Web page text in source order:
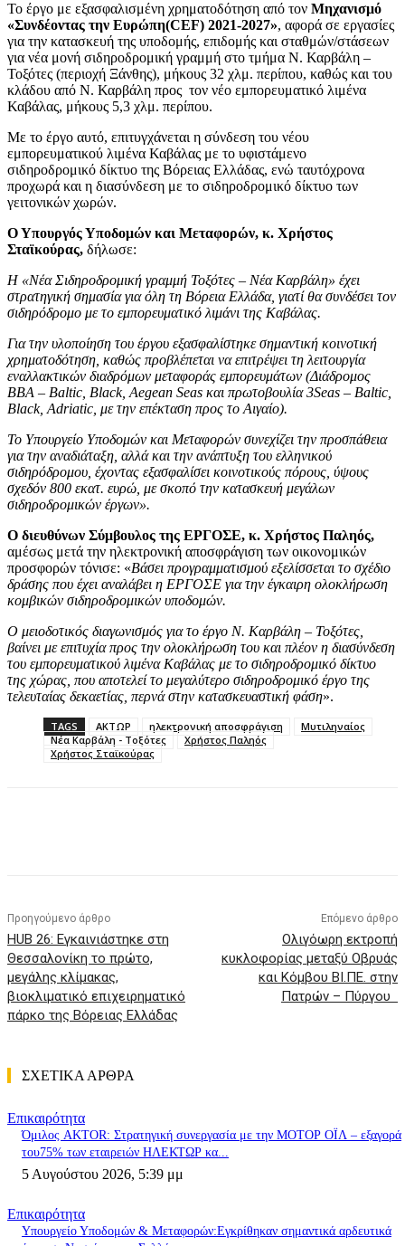
Το έργο με εξασφαλισμένη χρηματοδότηση από τον Μηχανισμό
«Συνδέοντας την Ευρώπη(CEF) 2021-2027», αφορά σε εργασίες
για την κατασκευή της υποδομής, επιδομής και σταθμών/στάσεων
για νέα μονή σιδηροδρομική γραμμή στο τμήμα Ν. Καρβάλη –
Τοξότες (περιοχή Ξάνθης), μήκους 32 χλμ. περίπου, καθώς και του
κλάδου από Ν. Καρβάλη προς τον νέο εμπορευματικό λιμένα
Καβάλας, μήκους 5,3 χλμ. περίπου.
Με το έργο αυτό, επιτυγχάνεται η σύνδεση του νέου
εμπορευματικού λιμένα Καβάλας με το υφιστάμενο
σιδηροδρομικό δίκτυο της Βόρειας Ελλάδας, ενώ ταυτόχρονα
προχωρά και η διασύνδεση με το σιδηροδρομικό δίκτυο των
γειτονικών χωρών.
Ο Υπουργός Υποδομών και Μεταφορών, κ. Χρήστος
Σταϊκούρας, δήλωσε:
Η «Νέα Σιδηροδρομική γραμμή Τοξότες – Νέα Καρβάλη» έχει
στρατηγική σημασία για όλη τη Βόρεια Ελλάδα, γιατί θα συνδέσει τον
σιδηρόδρομο με το εμπορευματικό λιμάνι της Καβάλας.
Για την υλοποίηση του έργου εξασφαλίστηκε σημαντική κοινοτική
χρηματοδότηση, καθώς προβλέπεται να επιτρέψει τη λειτουργία
εναλλακτικών διαδρόμων μεταφοράς εμπορευμάτων (Διάδρομος
ΒΒΑ – Baltic, Black, Aegean Seas και πρωτοβουλία 3Seas – Baltic,
Black, Adriatic, με την επέκταση προς το Αιγαίο).
Το Υπουργείο Υποδομών και Μεταφορών συνεχίζει την προσπάθεια
για την αναδιάταξη, αλλά και την ανάπτυξη του ελληνικού
σιδηρόδρομου, έχοντας εξασφαλίσει κοινοτικούς πόρους, ύψους
σχεδόν 800 εκατ. ευρώ, με σκοπό την κατασκευή μεγάλων
σιδηροδρομικών έργων».
Ο διευθύνων Σύμβουλος της ΕΡΓΟΣΕ, κ. Χρήστος Παληός,
αμέσως μετά την ηλεκτρονική αποσφράγιση των οικονομικών
προσφορών τόνισε: «Βάσει προγραμματισμού εξελίσσεται το σχέδιο
δράσης που έχει αναλάβει η ΕΡΓΟΣΕ για την έγκαιρη ολοκλήρωση
κομβικών σιδηροδρομικών υποδομών.
Ο μειοδοτικός διαγωνισμός για το έργο Ν. Καρβάλη – Τοξότες,
βαίνει με επιτυχία προς την ολοκλήρωση του και πλέον η διασύνδεση
του εμπορευματικού λιμένα Καβάλας με το σιδηροδρομικό δίκτυο
της χώρας, που αποτελεί το μεγαλύτερο σιδηροδρομικό έργο της
τελευταίας δεκαετίας, περνά στην κατασκευαστική φάση».
TAGS ΑΚΤΩΡ ηλεκτρονική αποσφράγιση
Μυτιληναίος
Νέα Καρβάλη - Τοξότες
Χρήστος Παληός
Χρήστος Σταϊκούρας
Προηγούμενο άρθρο
HUB 26: Εγκαινιάστηκε στη
Θεσσαλονίκη το πρώτο,
μεγάλης κλίμακας,
βιοκλιματικό επιχειρηματικό
πάρκο της Βόρειας Ελλάδας
Επόμενο άρθρο
Ολιγόωρη εκτροπή
κυκλοφορίας μεταξύ Οβρυάς
και Κόμβου ΒΙ.ΠΕ. στην
Πατρών – Πύργου
ΣΧΕΤΙΚΑ ΑΡΘΡΑ
Επικαιρότητα
Όμιλος AKTOR: Στρατηγική συνεργασία με την ΜΟΤΟΡ ΟΪΛ – εξαγορά
του75% των εταιρειών ΗΛΕΚΤΩΡ κα...
5 Αυγούστου 2026, 5:39 μμ
Επικαιρότητα
Υπουργείο Υποδομών & Μεταφορών:Εγκρίθηκαν σημαντικά αρδευτικά